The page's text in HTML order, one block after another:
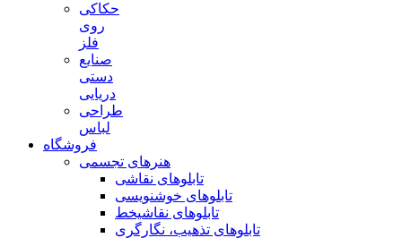
حکاکی
روی
فلز
صنایع
دستی
دریایی
طراحی
لباس
فروشگاه
هنرهای تجسمی
تابلوهای نقاشی
تابلوهای خوشنویسی
تابلوهای نقاشیخط
تابلوهای تذهیب، نگارگری